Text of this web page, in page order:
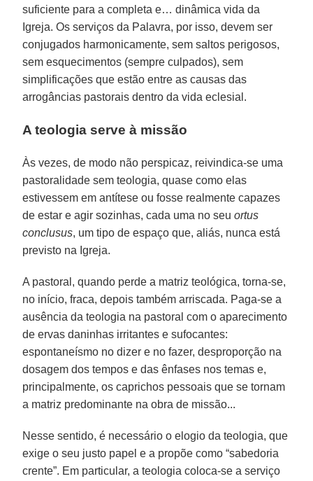
suficiente para a completa e… dinâmica vida da
Igreja. Os serviços da Palavra, por isso, devem ser
conjugados harmonicamente, sem saltos perigosos,
sem esquecimentos (sempre culpados), sem
simplificações que estão entre as causas das
arrogâncias pastorais dentro da vida eclesial.
A teologia serve à missão
Às vezes, de modo não perspicaz, reivindica-se uma
pastoralidade sem teologia, quase como elas
estivessem em antítese ou fosse realmente capazes
de estar e agir sozinhas, cada uma no seuortus
conclusus, um tipo de espaço que, aliás, nunca está
previsto na Igreja.
A pastoral, quando perde a matriz teológica, torna-se,
no início, fraca, depois também arriscada. Paga-se a
ausência da teologia na pastoral com o aparecimento
de ervas daninhas irritantes e sufocantes:
espontaneísmo no dizer e no fazer, desproporção na
dosagem dos tempos e das ênfases nos temas e,
principalmente, os caprichos pessoais que se tornam
a matriz predominante na obra de missão...
Nesse sentido, é necessário o elogio da teologia, que
exige o seu justo papel e a propõe como “sabedoria
crente”. Em particular, a teologia coloca-se a serviço